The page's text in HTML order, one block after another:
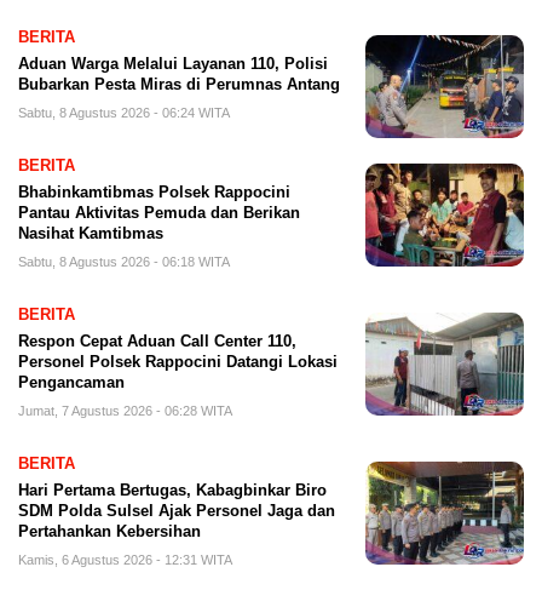
BERITA
Aduan Warga Melalui Layanan 110, Polisi
Bubarkan Pesta Miras di Perumnas Antang
Sabtu, 8 Agustus 2026 - 06:24 WITA
BERITA
Bhabinkamtibmas Polsek Rappocini
Pantau Aktivitas Pemuda dan Berikan
Nasihat Kamtibmas
Sabtu, 8 Agustus 2026 - 06:18 WITA
BERITA
Respon Cepat Aduan Call Center 110,
Personel Polsek Rappocini Datangi Lokasi
Pengancaman
Jumat, 7 Agustus 2026 - 06:28 WITA
BERITA
Hari Pertama Bertugas, Kabagbinkar Biro
SDM Polda Sulsel Ajak Personel Jaga dan
Pertahankan Kebersihan
Kamis, 6 Agustus 2026 - 12:31 WITA